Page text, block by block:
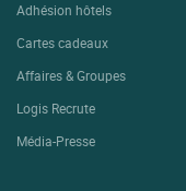
Adhésion hôtels
Cartes cadeaux
Affaires & Groupes
Logis Recrute
Média-Presse